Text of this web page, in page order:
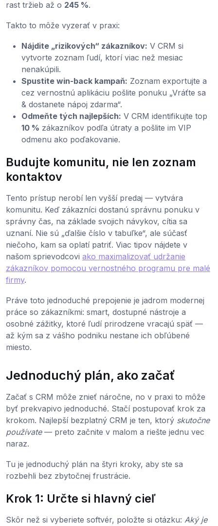
rast tržieb až o 245 %.
Takto to môže vyzerať v praxi:
Nájdite „rizikových“ zákazníkov: V CRM si
vytvorte zoznam ľudí, ktorí viac než mesiac
nenakúpili.
Spustite win-back kampaň: Zoznam exportujte a
cez vernostnú aplikáciu pošlite ponuku „Vráťte sa
& dostanete nápoj zdarma“.
Odmeňte tých najlepších: V CRM identifikujte top
10 % zákazníkov podľa útraty a pošlite im VIP
odmenu ako poďakovanie.
Budujte komunitu, nie len zoznam
kontaktov
Tento prístup nerobí len vyšší predaj — vytvára
komunitu. Keď zákazníci dostanú správnu ponuku v
správny čas, na základe svojich návykov, cítia sa
uznaní. Nie sú „ďalšie číslo v tabuľke“, ale súčasť
niečoho, kam sa oplatí patriť. Viac tipov nájdete v
našom sprievodcovi ako maximalizovať udržanie
zákazníkov pomocou vernostného programu pre malé
firmy.
Práve toto jednoduché prepojenie je jadrom modernej
práce so zákazníkmi: smart, dostupné nástroje a
osobné zážitky, ktoré ľudí prirodzene vracajú späť —
až kým sa z vášho podniku nestane ich obľúbené
miesto.
Jednoduchý plán, ako začať
Začať s CRM môže znieť náročne, no v praxi to môže
byť prekvapivo jednoduché. Stačí postupovať krok za
krokom. Najlepší bezplatný CRM je ten, ktorý skutočne
používate— preto začnite v malom a riešte jednu vec
naraz.
Tu je jednoduchý plán na štyri kroky, aby ste sa
rozbehli bez zbytočnej frustrácie.
Krok 1: Určte si hlavný cieľ
Skôr než si vyberiete softvér, položte si otázku: Aký je